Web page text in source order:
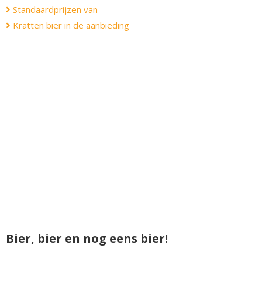
Standaardprijzen van
Kratten bier in de aanbieding
Bier, bier en nog eens bier!